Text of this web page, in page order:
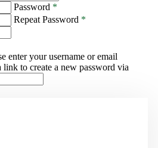
Password *
Repeat Password *
enter your username or email
to create a new password via